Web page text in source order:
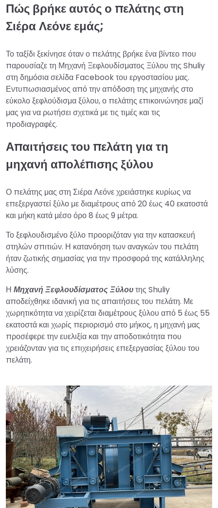
Πώς βρήκε αυτός ο πελάτης στη
Σιέρα Λεόνε εμάς;
Το ταξίδι ξεκίνησε όταν ο πελάτης βρήκε ένα βίντεο που
παρουσίαζε τη Μηχανή Ξεφλουδίσματος Ξύλου της Shuliy
στη δημόσια σελίδα Facebook του εργοστασίου μας.
Εντυπωσιασμένος από την απόδοση της μηχανής στο
εύκολο ξεφλούδισμα ξύλου, ο πελάτης επικοινώνησε μαζί
μας για να ρωτήσει σχετικά με τις τιμές και τις
προδιαγραφές.
Απαιτήσεις του πελάτη για τη
μηχανή απολέπισης ξύλου
Ο πελάτης μας στη Σιέρα Λεόνε χρειάστηκε κυρίως να
επεξεργαστεί ξύλο με διαμέτρους από 20 έως 40 εκατοστά
και μήκη κατά μέσο όρο 8 έως 9 μέτρα.
Το ξεφλουδισμένο ξύλο προοριζόταν για την κατασκευή
στηλών σπιτιών. Η κατανόηση των αναγκών του πελάτη
ήταν ζωτικής σημασίας για την προσφορά της κατάλληλης
λύσης.
Η Μηχανή Ξεφλουδίσματος Ξύλουτης Shuliy
αποδείχθηκε ιδανική για τις απαιτήσεις του πελάτη. Με
χωρητικότητα να χειρίζεται διαμέτρους ξύλου από 5 έως 55
εκατοστά και χωρίς περιορισμό στο μήκος, η μηχανή μας
προσέφερε την ευελιξία και την αποδοτικότητα που
χρειάζονταν για τις επιχειρήσεις επεξεργασίας ξύλου του
πελάτη.